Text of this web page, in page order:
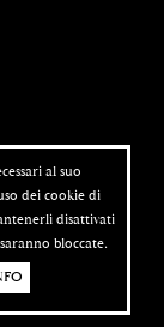
al suo
dei cookie di
disattivati
bloccate.